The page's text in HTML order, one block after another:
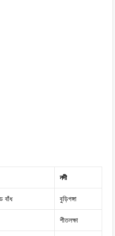
নদী
বাঁধ বুড়িগঙ্গা
শীতলক্ষা